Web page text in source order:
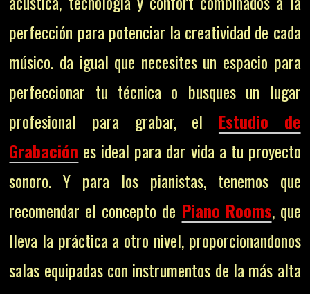
perfección para potenciar la creatividad de cada
músico. da igual que necesites un espacio para
perfeccionar tu técnica o busques un lugar
profesional para grabar, el Estudio de
Grabación es ideal para dar vida a tu proyecto
sonoro. Y para los pianistas, tenemos que
recomendar el concepto de Piano Rooms, que
lleva la práctica a otro nivel, proporcionandonos
salas equipadas con instrumentos de la más alta